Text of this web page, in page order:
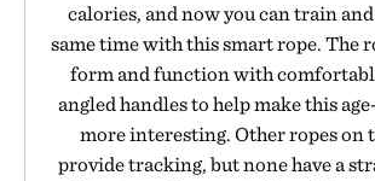
calories, and now you can train
same time with this smart rope. The
form and function with
angled handles to help make this
more interesting. Other ropes on
provide tracking, but none have a